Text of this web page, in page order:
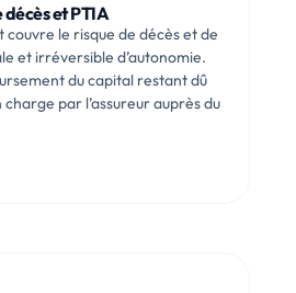
et PTIA
couvre le risque de décès et de
et irréversible d’autonomie.
du capital restant dû
charge par l’assureur auprès du